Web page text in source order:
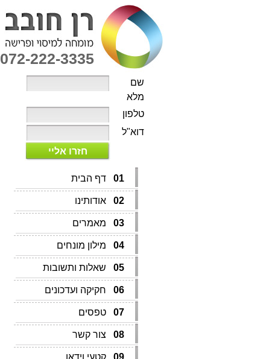
072-222-3335
שם
מלא
טלפון
דוא"ל
חזרו אליי
01 דף הבית
02 אודותינו
03 מאמרים
04 מילון מונחים
05 שאלות ותשובות
06 חקיקה ועדכונים
07 טפסים
08 צור קשר
09 קטעי וידאו